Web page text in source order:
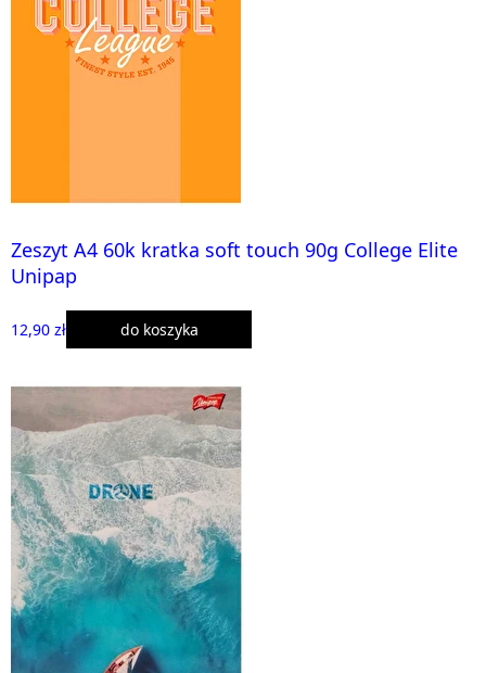
Zeszyt A4 60k kratka soft touch 90g College Elite
Unipap
12,90 zł do koszyka